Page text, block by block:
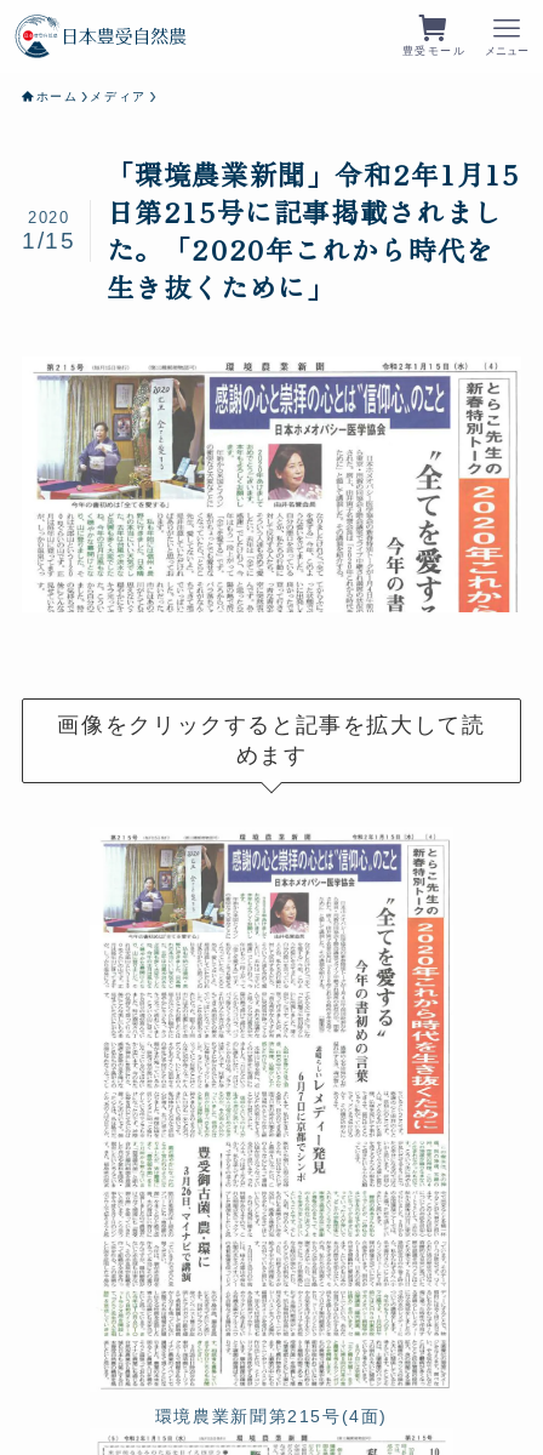
豊受モール メニュー
ホーム メディア
「環境農業新聞」令和2年1月15
日第215号に記事掲載されまし
た。「2020年これから時代を
生き抜くために」
2020
1/15
画像をクリックすると記事を拡大して読
めます
環境農業新聞第215号(4面)